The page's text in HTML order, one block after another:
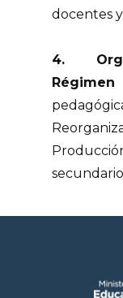
docentes
4.
Régimen